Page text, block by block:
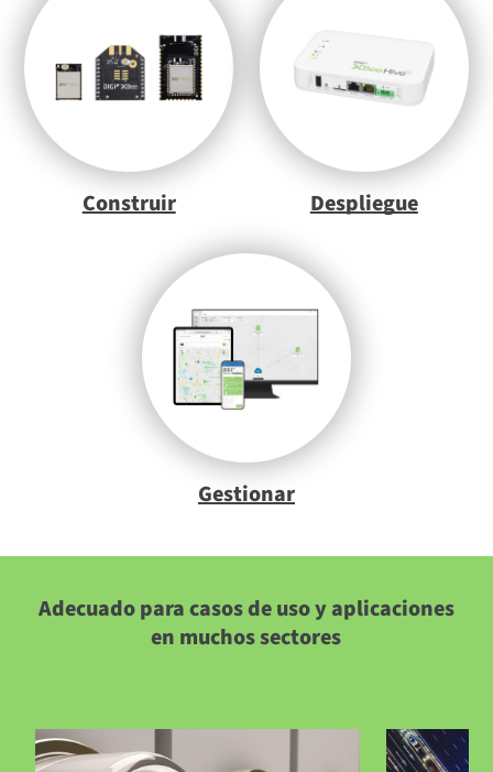
Construir Despliegue
Gestionar
Adecuado para casos de uso y aplicaciones
en muchos sectores